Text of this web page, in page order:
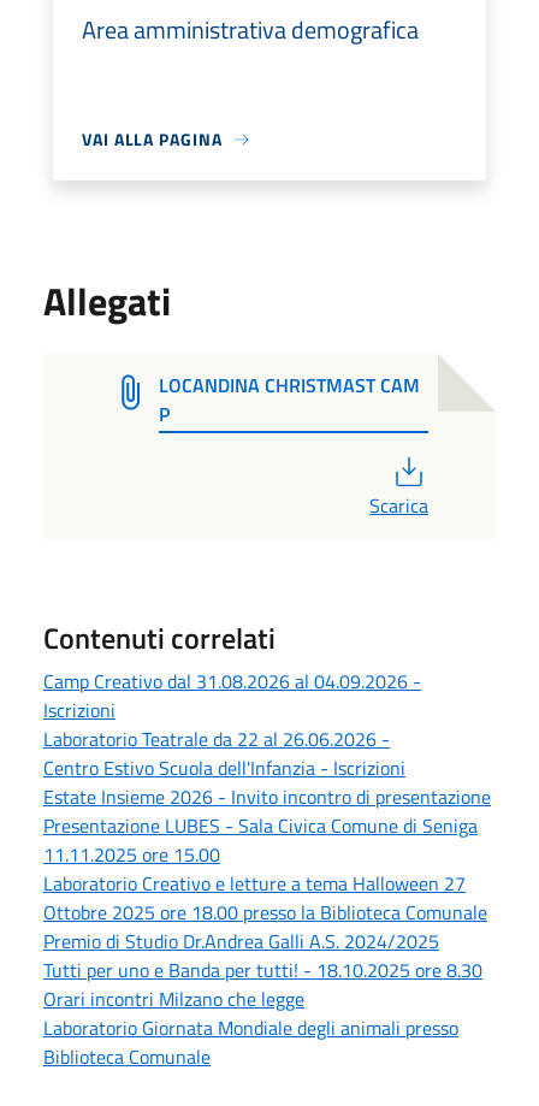
Area amministrativa demografica
VAI ALLA PAGINA
Allegati
LOCANDINA CHRISTMAST CAM
P
Scarica
Contenuti correlati
Camp Creativo dal 31.08.2026 al 04.09.2026 -
Iscrizioni
Laboratorio Teatrale da 22 al 26.06.2026 -
Centro Estivo Scuola dell'Infanzia - Iscrizioni
Estate Insieme 2026 - Invito incontro di presentazione
Presentazione LUBES - Sala Civica Comune di Seniga
11.11.2025 ore 15.00
Laboratorio Creativo e letture a tema Halloween 27
Ottobre 2025 ore 18.00 presso la Biblioteca Comunale
Premio di Studio Dr.Andrea Galli A.S. 2024/2025
Tutti per uno e Banda per tutti! - 18.10.2025 ore 8.30
Orari incontri Milzano che legge
Laboratorio Giornata Mondiale degli animali presso
Biblioteca Comunale